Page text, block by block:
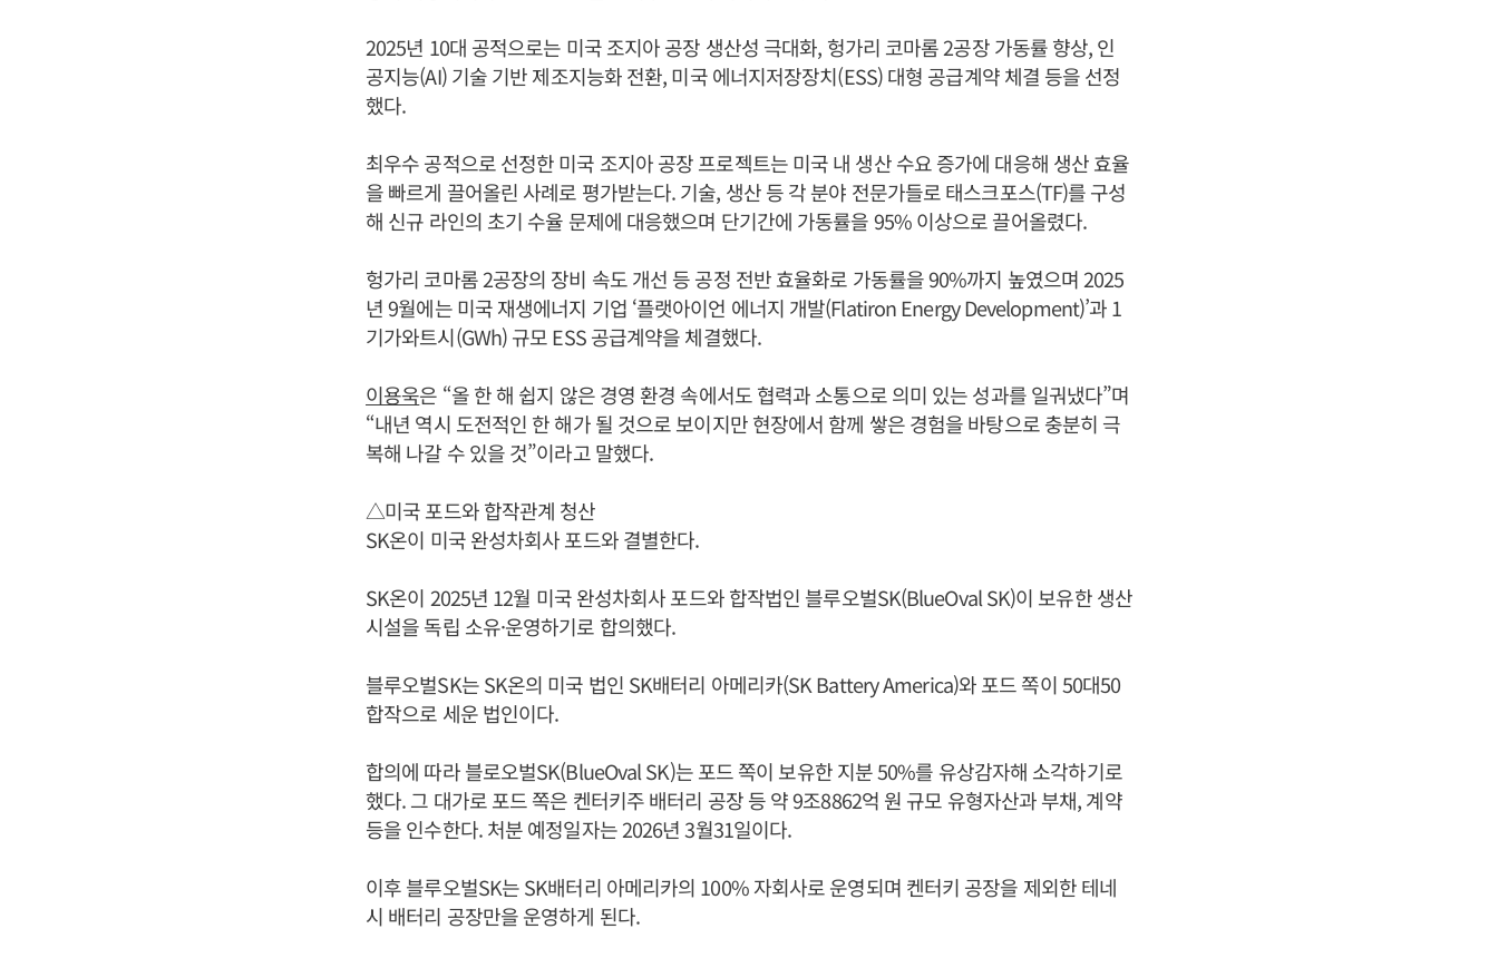
2025년 10대 공적으로는 미국 조지아 공장 생산성 극대화, 헝가리 코마롬 2공장 가동률 향상, 인
공지능(AI) 기술 기반 제조지능화 전환, 미국 에너지저장장치(ESS) 대형 공급계약 체결 등을 선정
했다.
최우수 공적으로 선정한 미국 조지아 공장 프로젝트는 미국 내 생산 수요 증가에 대응해 생산 효율
을 빠르게 끌어올린 사례로 평가받는다. 기술, 생산 등 각 분야 전문가들로 태스크포스(TF)를 구성
해 신규 라인의 초기 수율 문제에 대응했으며 단기간에 가동률을 95% 이상으로 끌어올렸다.
헝가리 코마롬 2공장의 장비 속도 개선 등 공정 전반 효율화로 가동률을 90%까지 높였으며 2025
년 9월에는 미국 재생에너지 기업 ‘플랫아이언 에너지 개발(Flatiron Energy Development)’과 1
기가와트시(GWh) 규모 ESS 공급계약을 체결했다.
이용욱은 “올 한 해 쉽지 않은 경영 환경 속에서도 협력과 소통으로 의미 있는 성과를 일궈냈다”며
“내년 역시 도전적인 한 해가 될 것으로 보이지만 현장에서 함께 쌓은 경험을 바탕으로 충분히 극
복해 나갈 수 있을 것”이라고 말했다.
△미국 포드와 합작관계 청산
SK온이 미국 완성차회사 포드와 결별한다.
SK온이 2025년 12월 미국 완성차회사 포드와 합작법인 블루오벌SK(BlueOval SK)이 보유한 생산
시설을 독립 소유·운영하기로 합의했다.
블루오벌SK는 SK온의 미국 법인 SK배터리 아메리카(SK Battery America)와 포드 쪽이 50대50
합작으로 세운 법인이다.
합의에 따라 블로오벌SK(BlueOval SK)는 포드 쪽이 보유한 지분 50%를 유상감자해 소각하기로
했다. 그 대가로 포드 쪽은 켄터키주 배터리 공장 등 약 9조8862억 원 규모 유형자산과 부채, 계약
등을 인수한다. 처분 예정일자는 2026년 3월31일이다.
이후 블루오벌SK는 SK배터리 아메리카의 100% 자회사로 운영되며 켄터키 공장을 제외한 테네
시 배터리 공장만을 운영하게 된다.